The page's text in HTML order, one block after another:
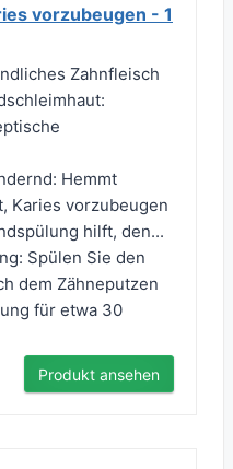
vorzubeugen - 1
Zahnfleisch
Hemmt
Karies vorzubeugen
hilft, den...
Spülen Sie den
dem Zähneputzen
für etwa 30
Produkt ansehen